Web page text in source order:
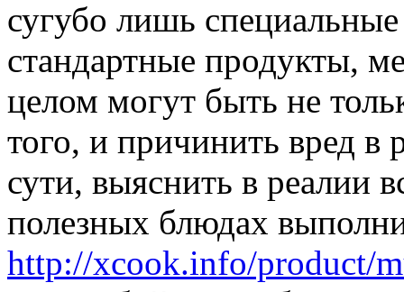
сугубо лишь
стандартные продукты,
целом могут быть не
того, и причинить вред
сути, выяснить в реалии
полезных блюдах
http://xcook.info/product/